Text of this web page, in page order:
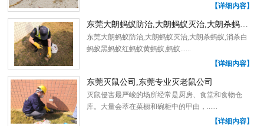
【详细内容】
东莞大朗蚂蚁防治,大朗蚂蚁灭治,大朗杀蚂蚁,消杀白
蚂蚁黑蚂蚁红蚂蚁黄蚂蚁,蚂蚁......
【详细内容】
东莞灭鼠公司,东莞专业灭老鼠公司
灭鼠侵害最严峻的场所经常是厨房、食堂和食物仓
库。大量会萃在菜橱和碗柜中的甲由，......
【详细内容】